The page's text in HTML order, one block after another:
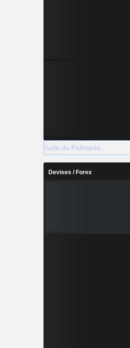
Suite du Palmarès
Devises / Forex